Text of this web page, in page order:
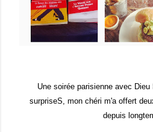
Une soirée parisienne avec
surpriseS, mon chéri m'a offert
depuis